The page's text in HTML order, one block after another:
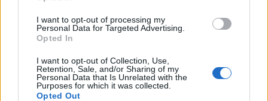
I want to opt-out of processing my
Personal Data for Targeted Advertising.
Opted In
I want to opt-out of Collection, Use,
Retention, Sale, and/or Sharing of my
Personal Data that Is Unrelated with the
Purposes for which it was collected.
Opted Out
Curso de verano de la Universidad de La
Rioja finaliza con celebración
gastronómica
La Universidad de La Rioja despidió a 60…
CRÓNICA